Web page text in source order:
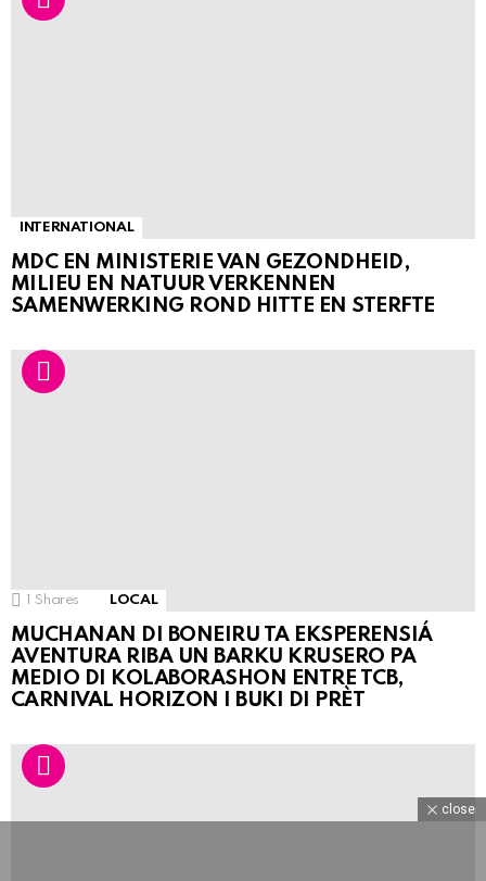
INTERNATIONAL
MDC EN MINISTERIE VAN GEZONDHEID,
MILIEU EN NATUUR VERKENNEN
SAMENWERKING ROND HITTE EN STERFTE
1 Shares LOCAL
MUCHANAN DI BONEIRU TA EKSPERENSIÁ
AVENTURA RIBA UN BARKU KRUSERO PA
MEDIO DI KOLABORASHON ENTRE TCB,
CARNIVAL HORIZON I BUKI DI PRÈT
close